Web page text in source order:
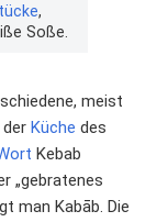
,
Soße.
meist
Küche des
Kebab
„gebratenes
man Kabāb. Die